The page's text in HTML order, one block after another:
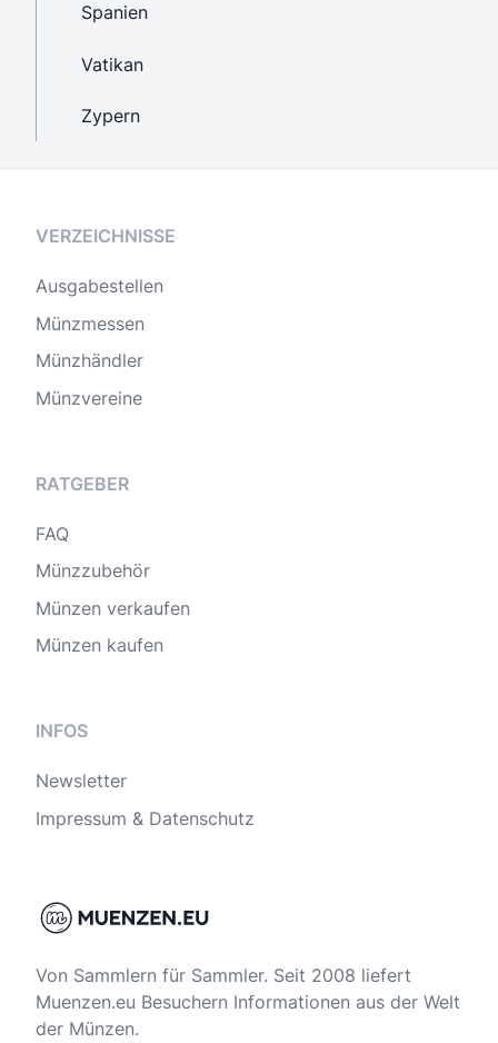
Spanien
Vatikan
Zypern
Von Sammlern für Sammler. Seit 2008 liefert
Muenzen.eu Besuchern Informationen aus der Welt
der Münzen.
VERZEICHNISSE
Ausgabestellen
Münzmessen
Münzhändler
Münzvereine
RATGEBER
FAQ
Münzzubehör
Münzen verkaufen
Münzen kaufen
INFOS
Newsletter
Impressum & Datenschutz